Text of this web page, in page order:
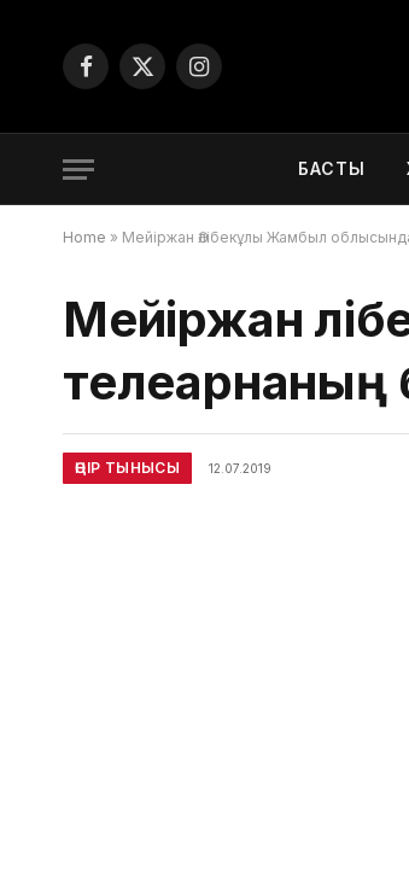
Facebook
X
Instagram
БАСТЫ
Home » Мейіржан Әлібекұлы Жамбыл
Мейіржан
ӨҢІР ТЫНЫСЫ 12.07.2019